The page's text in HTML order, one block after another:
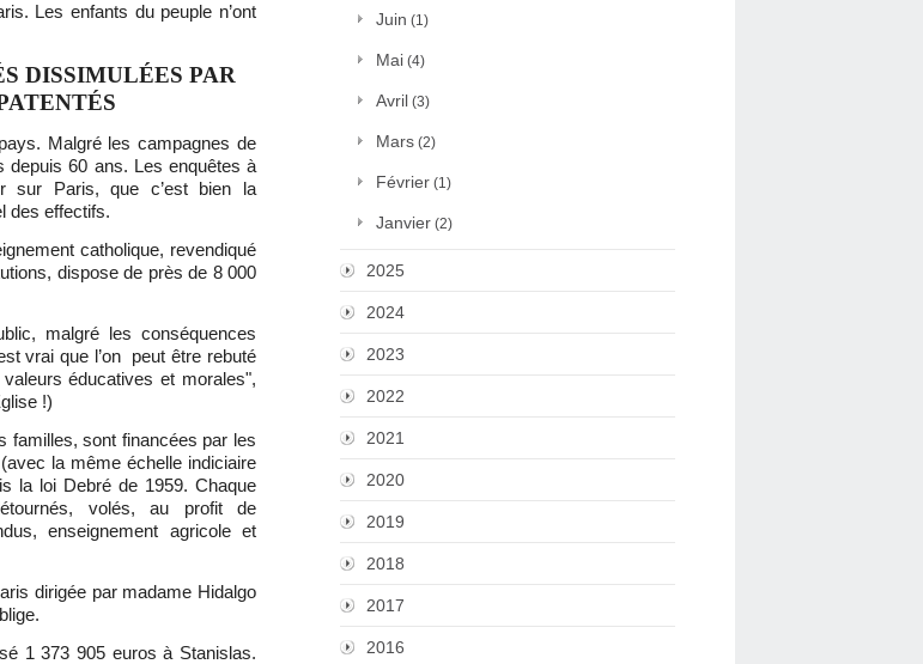
Les enfants du peuple n’ont
DISSIMULÉES PAR
Malgré les campagnes de
depuis 60 ans. Les enquêtes à
sur Paris, que c’est bien la
des effectifs.
catholique, revendiqué
dispose de près de 8 000
malgré les conséquences
vrai que l’on peut être rebuté
éducatives et morales",
!)
familles, sont financées par les
la même échelle indiciaire
la loi Debré de 1959. Chaque
volés, au profit de
enseignement agricole et
dirigée par madame Hidalgo
1 373 905 euros à Stanislas.
Juin (1)
Mai (4)
Avril (3)
Mars (2)
Février (1)
Janvier (2)
2025
2024
2023
2022
2021
2020
2019
2018
2017
2016